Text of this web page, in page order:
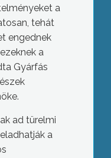
a
tehát
engednek
a
Gyárfás
ad türelmi
a